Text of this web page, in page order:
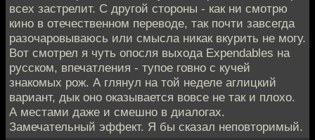
всех застрелит. С другой стороны - как ни смотрю
кино в отечественном переводе, так почти завсегда
разочаровываюсь или смысла никак вкурить не могу.
Вот смотрел я чуть опосля выхода Expendables на
русском, впечатления - тупое говно с кучей
знакомых рож. А глянул на той неделе аглицкий
вариант, дык оно оказывается вовсе не так и плохо.
А местами даже и смешно в диалогах.
Замечательный эффект. Я бы сказал неповторимый.